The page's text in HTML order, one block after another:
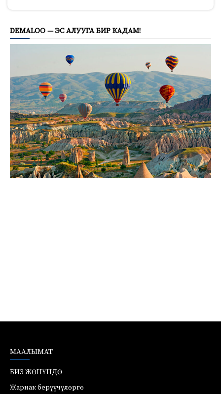
DEMALOO — ЭС АЛУУГА БИР КАДАМ!
МААЛЫМАТ
БИЗ ЖӨНҮНДӨ
Жарнак берүүчүлөргө